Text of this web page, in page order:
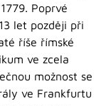
Poprvé
let později při
říše římské
ve zcela
možnost se
ve Frankfurtu